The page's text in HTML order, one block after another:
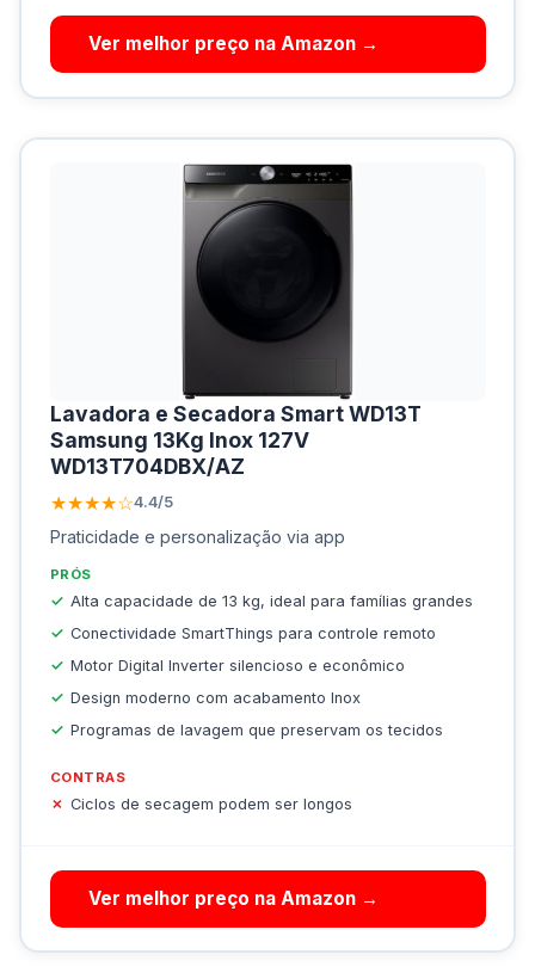
Ver melhor preço na Amazon →
Lavadora e Secadora Smart WD13T
Samsung 13Kg Inox 127V
WD13T704DBX/AZ
★★★★☆4.4/5
Praticidade e personalização via app
PRÓS
Alta capacidade de 13 kg, ideal para famílias grandes
Conectividade SmartThings para controle remoto
Motor Digital Inverter silencioso e econômico
Design moderno com acabamento Inox
Programas de lavagem que preservam os tecidos
CONTRAS
Ciclos de secagem podem ser longos
Ver melhor preço na Amazon →